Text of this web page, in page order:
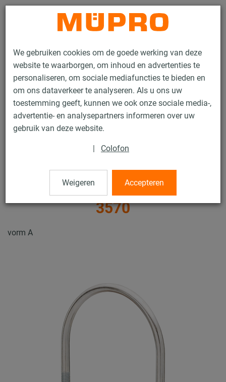
We gebruiken cookies om de goede werking van deze
website te waarborgen, om inhoud en advertenties te
personaliseren, om sociale mediafuncties te bieden en
om ons dataverkeer te analyseren. Als u ons uw
toestemming geeft, kunnen we ook onze sociale media-,
advertentie- en analysepartners informeren over uw
gebruik van deze website.
| Colofon
Weigeren Accepteren
Contact
Producten Bevestigingstechniek
Zware leidingbevestiging
Glijsleëen en toebehoren voor zware leidingbevestiging
Krambeugels volgens DIN 3570
Krambeugels volgens DIN
3570
vorm A